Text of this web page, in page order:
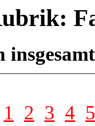
1 2 3 4 5